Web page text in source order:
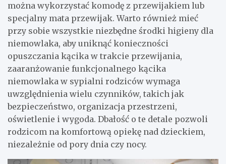
można wykorzystać komodę z przewijakiem lub
specjalny mata przewijak. Warto również mieć
przy sobie wszystkie niezbędne środki higieny dla
niemowlaka, aby uniknąć konieczności
opuszczania kącika w trakcie przewijania,
zaaranżowanie funkcjonalnego kącika
niemowlaka w sypialni rodziców wymaga
uwzględnienia wielu czynników, takich jak
bezpieczeństwo, organizacja przestrzeni,
oświetlenie i wygoda. Dbałość o te detale pozwoli
rodzicom na komfortową opiekę nad dzieckiem,
niezależnie od pory dnia czy nocy.